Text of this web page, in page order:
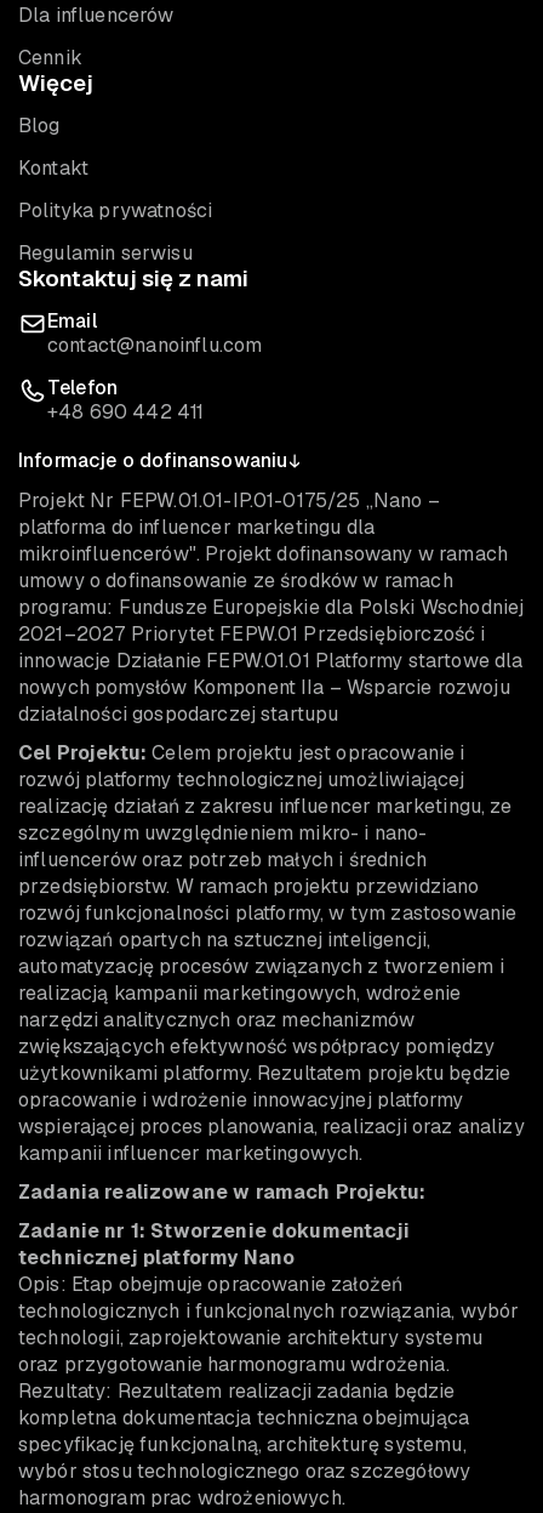
Dla influencerów
Cennik
Więcej
Blog
Kontakt
Polityka prywatności
Regulamin serwisu
Skontaktuj się z nami
Email
contact@nanoinflu.com
Telefon
+48 690 442 411
Informacje o dofinansowaniu
Projekt Nr FEPW.01.01-IP.01-0175/25 „Nano –
platforma do influencer marketingu dla
mikroinfluencerów". Projekt dofinansowany w ramach
umowy o dofinansowanie ze środków w ramach
programu: Fundusze Europejskie dla Polski Wschodniej
2021–2027 Priorytet FEPW.01 Przedsiębiorczość i
innowacje Działanie FEPW.01.01 Platformy startowe dla
nowych pomysłów Komponent IIa – Wsparcie rozwoju
działalności gospodarczej startupu
Cel Projektu: Celem projektu jest opracowanie i
rozwój platformy technologicznej umożliwiającej
realizację działań z zakresu influencer marketingu, ze
szczególnym uwzględnieniem mikro- i nano-
influencerów oraz potrzeb małych i średnich
przedsiębiorstw. W ramach projektu przewidziano
rozwój funkcjonalności platformy, w tym zastosowanie
rozwiązań opartych na sztucznej inteligencji,
automatyzację procesów związanych z tworzeniem i
realizacją kampanii marketingowych, wdrożenie
narzędzi analitycznych oraz mechanizmów
zwiększających efektywność współpracy pomiędzy
użytkownikami platformy. Rezultatem projektu będzie
opracowanie i wdrożenie innowacyjnej platformy
wspierającej proces planowania, realizacji oraz analizy
kampanii influencer marketingowych.
Zadania realizowane w ramach Projektu:
Zadanie nr 1: Stworzenie dokumentacji
technicznej platformy Nano
Opis: Etap obejmuje opracowanie założeń
technologicznych i funkcjonalnych rozwiązania, wybór
technologii, zaprojektowanie architektury systemu
oraz przygotowanie harmonogramu wdrożenia.
Rezultaty: Rezultatem realizacji zadania będzie
kompletna dokumentacja techniczna obejmująca
specyfikację funkcjonalną, architekturę systemu,
wybór stosu technologicznego oraz szczegółowy
harmonogram prac wdrożeniowych.